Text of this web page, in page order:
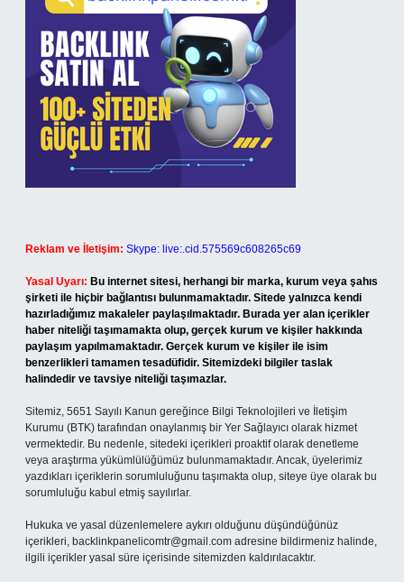
Reklam ve İletişim: Skype: live:.cid.575569c608265c69
Yasal Uyarı: Bu internet sitesi, herhangi bir marka, kurum veya şahıs
şirketi ile hiçbir bağlantısı bulunmamaktadır. Sitede yalnızca kendi
hazırladığımız makaleler paylaşılmaktadır. Burada yer alan içerikler
haber niteliği taşımamakta olup, gerçek kurum ve kişiler hakkında
paylaşım yapılmamaktadır. Gerçek kurum ve kişiler ile isim
benzerlikleri tamamen tesadüfidir. Sitemizdeki bilgiler taslak
halindedir ve tavsiye niteliği taşımazlar.
Sitemiz, 5651 Sayılı Kanun gereğince Bilgi Teknolojileri ve İletişim
Kurumu (BTK) tarafından onaylanmış bir Yer Sağlayıcı olarak hizmet
vermektedir. Bu nedenle, sitedeki içerikleri proaktif olarak denetleme
veya araştırma yükümlülüğümüz bulunmamaktadır. Ancak, üyelerimiz
yazdıkları içeriklerin sorumluluğunu taşımakta olup, siteye üye olarak bu
sorumluluğu kabul etmiş sayılırlar.
Hukuka ve yasal düzenlemelere aykırı olduğunu düşündüğünüz
içerikleri, backlinkpanelicomtr@gmail.com adresine bildirmeniz halinde,
ilgili içerikler yasal süre içerisinde sitemizden kaldırılacaktır.